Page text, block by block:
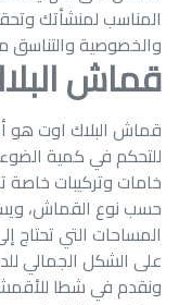
المناسب لمنشأتك
والخصوصية والتناسق
قماش
قماش البلاك اوت هو
للتحكم في كمية
خامات وتركيبات
حسب نوع القماش،
المساحات التي
على الشكل الجمالي
ونقدم في شطا